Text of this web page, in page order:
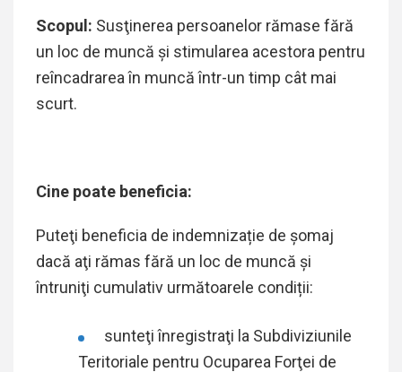
Scopul: Susţinerea persoanelor rămase fără
un loc de muncă şi stimularea acestora pentru
reîncadrarea în muncă într-un timp cât mai
scurt.
Cine poate beneficia:
Puteţi beneficia de indemnizație de şomaj
dacă aţi rămas fără un loc de muncă şi
întruniţi cumulativ următoarele condiții:
sunteţi înregistraţi la Subdiviziunile
Teritoriale pentru Ocuparea Forţei de